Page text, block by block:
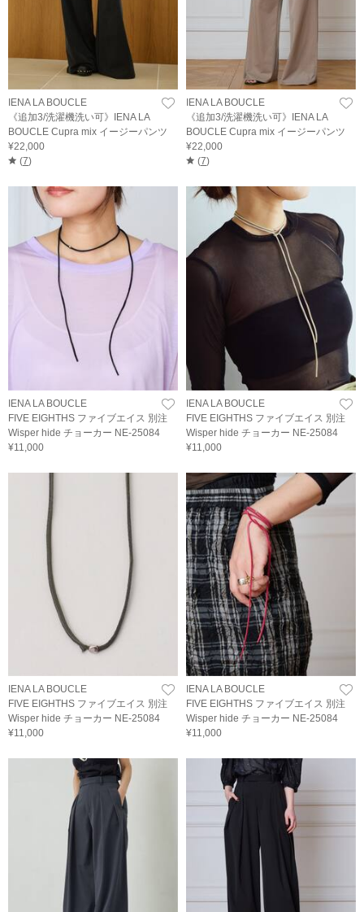
IENA LA BOUCLE
《追加3/洗濯機洗い可》IENA LA
BOUCLE Cupra mix イージーパンツ
¥22,000
(7)
IENA LA BOUCLE
《追加3/洗濯機洗い可》IENA LA
BOUCLE Cupra mix イージーパンツ
¥22,000
(7)
IENA LA BOUCLE
FIVE EIGHTHS ファイブエイス 別注
Wisper hide チョーカー NE-25084
¥11,000
IENA LA BOUCLE
FIVE EIGHTHS ファイブエイス 別注
Wisper hide チョーカー NE-25084
¥11,000
IENA LA BOUCLE
FIVE EIGHTHS ファイブエイス 別注
Wisper hide チョーカー NE-25084
¥11,000
IENA LA BOUCLE
FIVE EIGHTHS ファイブエイス 別注
Wisper hide チョーカー NE-25084
¥11,000